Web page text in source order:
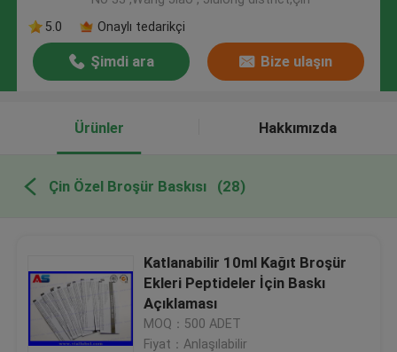
5.0
Onaylı tedarikçi
Şimdi ara Bize ulaşın
Ürünler Hakkımızda
Çin Özel Broşür Baskısı (28)
Katlanabilir 10ml Kağıt Broşür
Ekleri Peptideler İçin Baskı
Açıklaması
MOQ：500 ADET
Fiyat：Anlaşılabilir